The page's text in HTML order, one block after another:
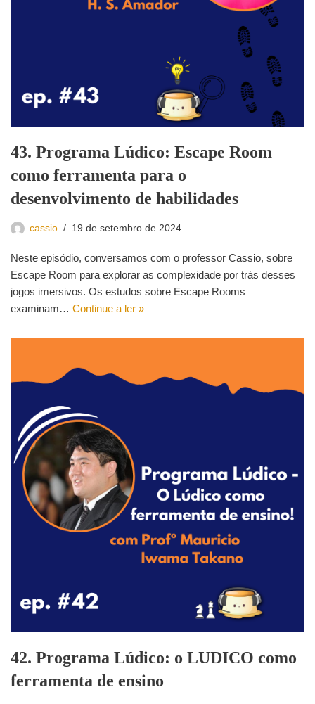
43. Programa Lúdico: Escape Room
como ferramenta para o
desenvolvimento de habilidades
cassio 19 de setembro de 2024
Neste episódio, conversamos com o professor Cassio, sobre
Escape Room para explorar as complexidade por trás desses
jogos imersivos. Os estudos sobre Escape Rooms
examinam… Continue a ler »
42. Programa Lúdico: o LUDICO como
ferramenta de ensino